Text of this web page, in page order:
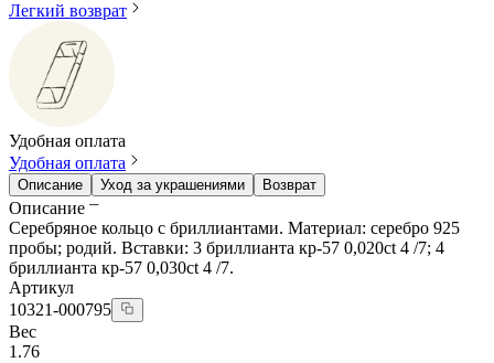
Легкий возврат
Удобная оплата
Удобная оплата
Описание Уход за украшениями Возврат
Описание
Серебряное кольцо с бриллиантами. Материал: серебро 925
пробы; родий. Вставки: 3 бриллианта кр-57 0,020ct 4 /7; 4
бриллианта кр-57 0,030ct 4 /7.
Артикул
10321-000795
Вес
1.76